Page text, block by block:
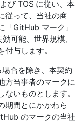
び TOS に従い、本
従って、当社の商
「GitHub マーク」
可能、世界規模、
与します。
合を除き、本契約
方当事者のマークに
いものとします。
期間とにかかわら
のマークの当社